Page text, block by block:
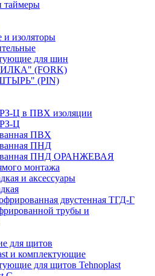
таймеры
изоляторы
для шин
(FORK)
(PIN)
Ц в ПВХ изоляции
Ц
ПВХ
ПНД
ПНД ОРАНЖЕВАЯ
монтажа
и аксессуары
двустенная ТГД-Г
трубы и
для щитов
и комплектующие
для щитов Tehnoplast